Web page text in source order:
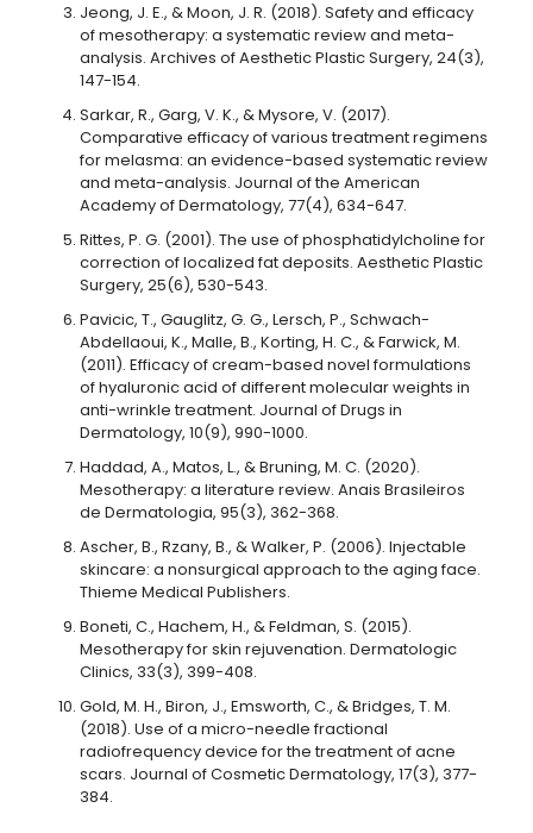
Jeong, J. E., & Moon, J. R. (2018). Safety and efficacy
of mesotherapy: a systematic review and meta-
analysis. Archives of Aesthetic Plastic Surgery, 24(3),
147-154.
Sarkar, R., Garg, V. K., & Mysore, V. (2017).
Comparative efficacy of various treatment regimens
for melasma: an evidence-based systematic review
and meta-analysis. Journal of the American
Academy of Dermatology, 77(4), 634-647.
Rittes, P. G. (2001). The use of phosphatidylcholine for
correction of localized fat deposits. Aesthetic Plastic
Surgery, 25(6), 530-543.
Pavicic, T., Gauglitz, G. G., Lersch, P., Schwach-
Abdellaoui, K., Malle, B., Korting, H. C., & Farwick, M.
(2011). Efficacy of cream-based novel formulations
of hyaluronic acid of different molecular weights in
anti-wrinkle treatment. Journal of Drugs in
Dermatology, 10(9), 990-1000.
Haddad, A., Matos, L., & Bruning, M. C. (2020).
Mesotherapy: a literature review. Anais Brasileiros
de Dermatologia, 95(3), 362-368.
Ascher, B., Rzany, B., & Walker, P. (2006). Injectable
skincare: a nonsurgical approach to the aging face.
Thieme Medical Publishers.
Boneti, C., Hachem, H., & Feldman, S. (2015).
Mesotherapy for skin rejuvenation. Dermatologic
Clinics, 33(3), 399-408.
Gold, M. H., Biron, J., Emsworth, C., & Bridges, T. M.
(2018). Use of a micro-needle fractional
radiofrequency device for the treatment of acne
scars. Journal of Cosmetic Dermatology, 17(3), 377-
384.